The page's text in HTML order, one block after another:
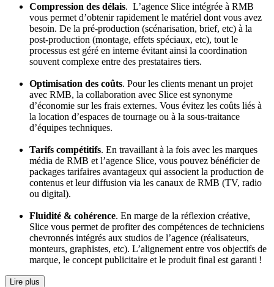
Compression des délais. L’agence Slice intégrée à RMB
vous permet d’obtenir rapidement le matériel dont vous avez
besoin. De la pré-production (scénarisation, brief, etc) à la
post-production (montage, effets spéciaux, etc), tout le
processus est géré en interne évitant ainsi la coordination
souvent complexe entre des prestataires tiers.
Optimisation des coûts. Pour les clients menant un projet
avec RMB, la collaboration avec Slice est synonyme
d’économie sur les frais externes. Vous évitez les coûts liés à
la location d’espaces de tournage ou à la sous-traitance
d’équipes techniques.
Tarifs compétitifs. En travaillant à la fois avec les marques
média de RMB et l’agence Slice, vous pouvez bénéficier de
packages tarifaires avantageux qui associent la production de
contenus et leur diffusion via les canaux de RMB (TV, radio
ou digital).
Fluidité & cohérence. En marge de la réflexion créative,
Slice vous permet de profiter des compétences de techniciens
chevronnés intégrés aux studios de l’agence (réalisateurs,
monteurs, graphistes, etc). L’alignement entre vos objectifs de
marque, le concept publicitaire et le produit final est garanti !
Lire plus